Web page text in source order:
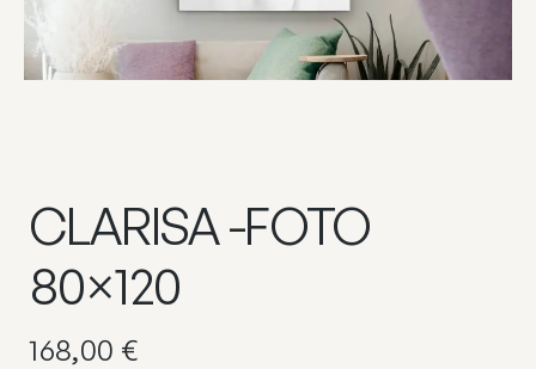
CLARISA -FOTO
80×120
168,00 €